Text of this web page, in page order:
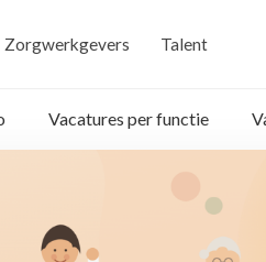
Zorgwerkgevers Talent
Vacatures per functie